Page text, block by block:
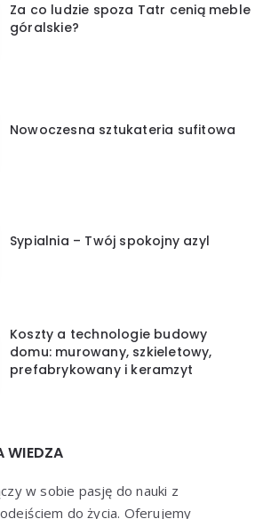
Za co ludzie spoza Tatr cenią meble
góralskie?
Nowoczesna sztukateria sufitowa
Sypialnia – Twój spokojny azyl
Koszty a technologie budowy
domu: murowany, szkieletowy,
prefabrykowany i keramzyt
WIEDZA
w sobie pasję do nauki z
do życia. Oferujemy